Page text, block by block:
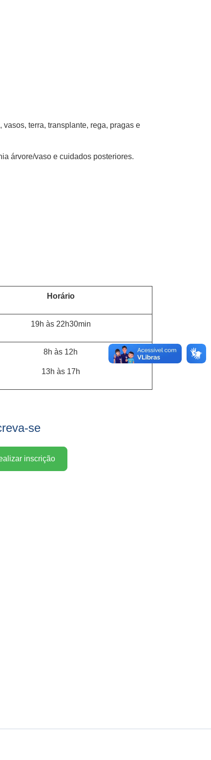
terra, transplante, rega, pragas e
árvore/vaso e cuidados posteriores.
Horário
19h às 22h30min
8h às 12h
13h às 17h
se
inscrição